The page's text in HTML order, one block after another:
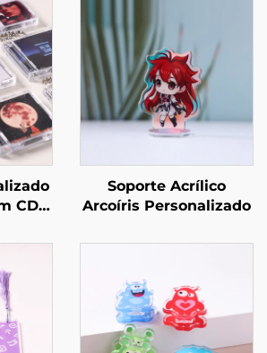
CD
Soporte Acrílico
Arcoíris Personalizado